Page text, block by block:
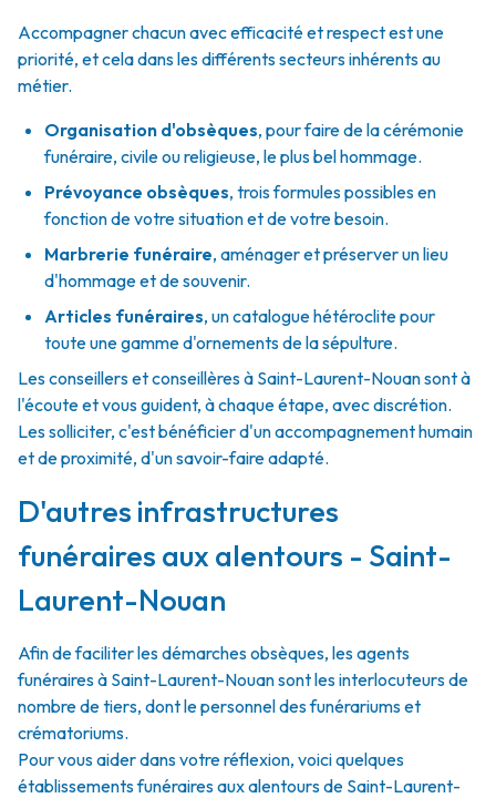
Accompagner chacun avec efficacité et respect est une
priorité, et cela dans les différents secteurs inhérents au
métier.
Organisation d'obsèques, pour faire de la cérémonie
funéraire, civile ou religieuse, le plus bel hommage.
Prévoyance obsèques, trois formules possibles en
fonction de votre situation et de votre besoin.
Marbrerie funéraire, aménager et préserver un lieu
d'hommage et de souvenir.
Articles funéraires, un catalogue hétéroclite pour
toute une gamme d'ornements de la sépulture.
Les conseillers et conseillères à Saint-Laurent-Nouan sont à
l'écoute et vous guident, à chaque étape, avec discrétion.
Les solliciter, c'est bénéficier d'un accompagnement humain
et de proximité, d'un savoir-faire adapté.
D'autres infrastructures
funéraires aux alentours - Saint-
Laurent-Nouan
Afin de faciliter les démarches obsèques, les agents
funéraires à Saint-Laurent-Nouan sont les interlocuteurs de
nombre de tiers, dont le personnel des funérariums et
crématoriums.
Pour vous aider dans votre réflexion, voici quelques
établissements funéraires aux alentours de Saint-Laurent-